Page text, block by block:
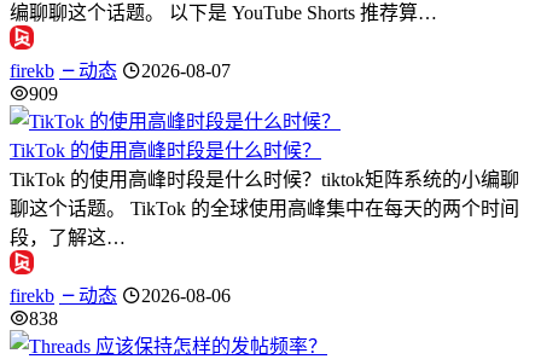
编聊聊这个话题。 以下是 YouTube Shorts 推荐算…
firekb 动态
2026-08-07
909
TikTok 的使用高峰时段是什么时候？
TikTok 的使用高峰时段是什么时候？tiktok矩阵系统的小编聊
聊这个话题。 TikTok 的全球使用高峰集中在每天的两个时间
段，了解这…
firekb 动态
2026-08-06
838